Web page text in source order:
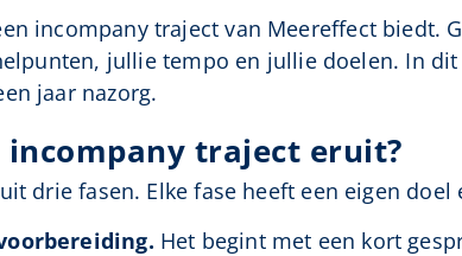
incompany traject van Meereffect biedt.
jullie tempo en jullie doelen. In dit
jaar nazorg.
incompany traject eruit?
drie fasen. Elke fase heeft een eigen doel
Het begint met een kort